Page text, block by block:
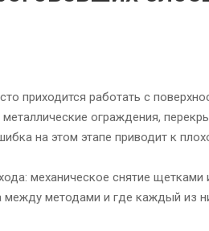
приходится работать с
ограждения,
на этом этапе приводит к
механическое снятие
между методами и где каждый из